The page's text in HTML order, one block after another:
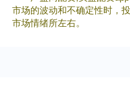
市场的波动和不确定性时，
市场情绪所左右。